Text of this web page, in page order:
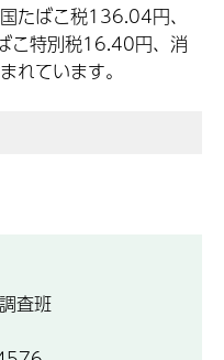
たばこ税136.04円、
こ特別税16.40円、消
れています。
査班